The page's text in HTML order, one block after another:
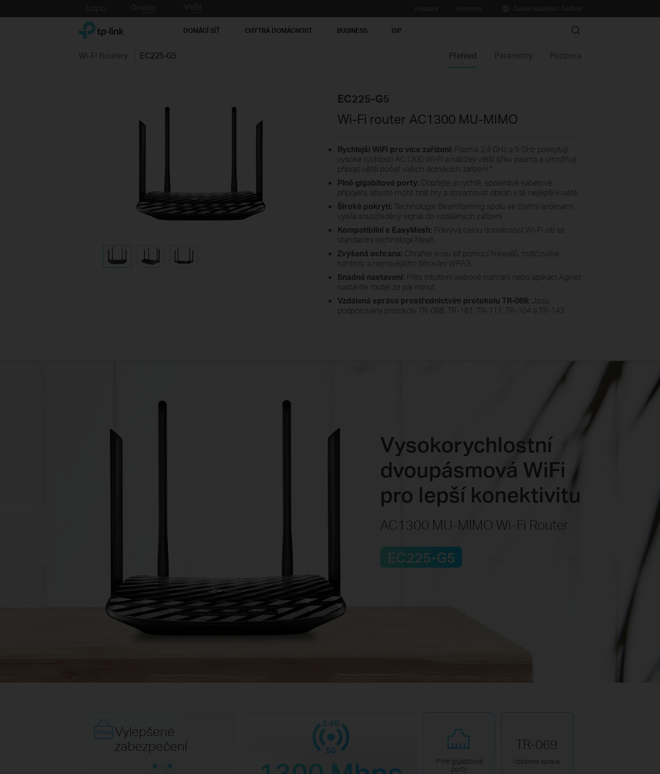
to
TP-Link, Reliably Smart DOMÁCÍ SÍŤ CHYTRÁ DOMÁCNOST BUSINESS ISP Search
Wi-Fi Routery EC225-G5 Přehled Parametry Podpora
EC225-G5
Wi-Fi router AC1300 MU-MIMO
​​​​​​Rychlejší WiFi pro více zařízení: Pásma 2,4 GHz a 5 GHz poskytují
vysoké rychlosti AC1300 Wi-Fi a nabízejí větší šířku pásma a umožňují
připojit větší počet vašich domácích zařízení. *
Plně gigabitové porty: Dopřejte si rychlé, spolehlivé kabelové
připojení, abyste mohli hrát hry a streamovat obsah v té nejlepší kvalitě.
Široké pokrytí: Technologie Beamforming spolu se čtyřmi anténami
vysílá soustředěný signál do vzdálených zařízení.
Kompatibilní s EasyMesh: Pokrývá celou domácnost Wi-Fi sítí se
standardní technologií Mesh.
Zvýšená ochrana: Chraňte svou síť pomocí firewallů, rodičovské
kontroly a nejnovějšího šifrování WPA3.
Snadné nastavení: Přes intuitivní webové rozhraní nebo aplikaci Aginet
nastavíte router za pár minut.
Vzdálená správa prostřednictvím protokolu TR-069: Jsou
podporovány protokoly TR-098, TR-181, TR-111, TR-104 a TR-143.
Vysokorychlostní
dvoupásmová WiFi
pro lepší konektivitu
AC1300 MU-MIMO Wi-Fi Router
EC225-G5
Vylepšené
zabezpečení
TR-069
Vzdálená správa
Plně gigabitové
porty